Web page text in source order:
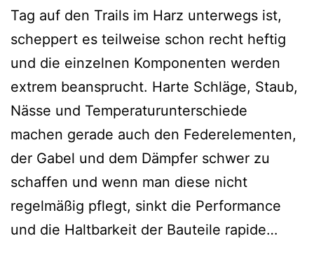
Tag auf den Trails im Harz unterwegs ist,
scheppert es teilweise schon recht heftig
und die einzelnen Komponenten werden
extrem beansprucht. Harte Schläge, Staub,
Nässe und Temperaturunterschiede
machen gerade auch den Federelementen,
der Gabel und dem Dämpfer schwer zu
schaffen und wenn man diese nicht
regelmäßig pflegt, sinkt die Performance
und die Haltbarkeit der Bauteile rapide…